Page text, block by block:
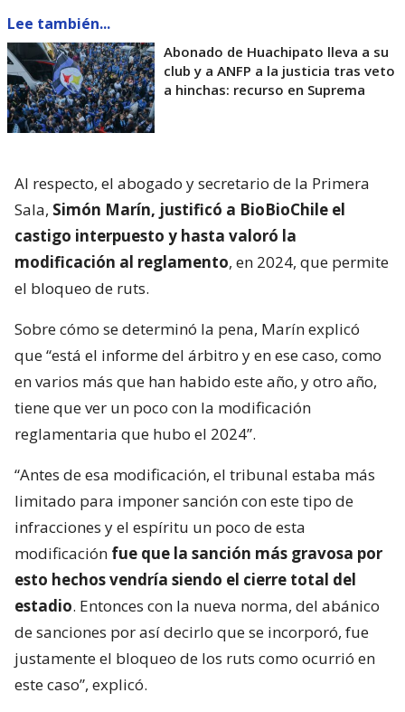
Lee también...
Abonado de Huachipato lleva a su
club y a ANFP a la justicia tras veto
a hinchas: recurso en Suprema
Al respecto, el abogado y secretario de la Primera
Sala, Simón Marín, justificó a BioBioChile el
castigo interpuesto y hasta valoró la
modificación al reglamento, en 2024, que permite
el bloqueo de ruts.
Sobre cómo se determinó la pena, Marín explicó
que “está el informe del árbitro y en ese caso, como
en varios más que han habido este año, y otro año,
tiene que ver un poco con la modificación
reglamentaria que hubo el 2024”.
“Antes de esa modificación, el tribunal estaba más
limitado para imponer sanción con este tipo de
infracciones y el espíritu un poco de esta
modificación fue que la sanción más gravosa por
esto hechos vendría siendo el cierre total del
estadio. Entonces con la nueva norma, del abánico
de sanciones por así decirlo que se incorporó, fue
justamente el bloqueo de los ruts como ocurrió en
este caso”, explicó.